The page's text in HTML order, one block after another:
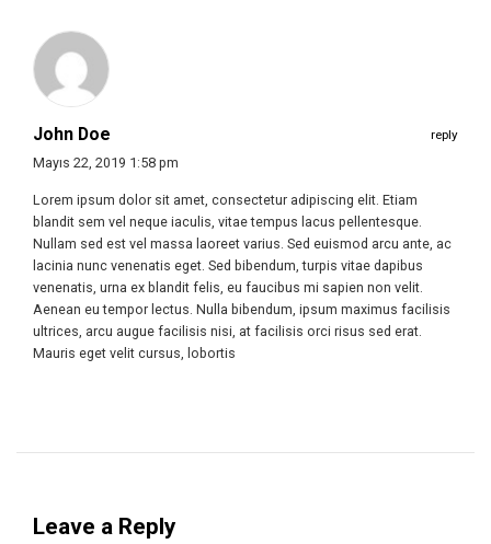
John Doe reply
Mayıs 22, 2019 1:58 pm
Lorem ipsum dolor sit amet, consectetur adipiscing elit. Etiam
blandit sem vel neque iaculis, vitae tempus lacus pellentesque.
Nullam sed est vel massa laoreet varius. Sed euismod arcu ante, ac
lacinia nunc venenatis eget. Sed bibendum, turpis vitae dapibus
venenatis, urna ex blandit felis, eu faucibus mi sapien non velit.
Aenean eu tempor lectus. Nulla bibendum, ipsum maximus facilisis
ultrices, arcu augue facilisis nisi, at facilisis orci risus sed erat.
Mauris eget velit cursus, lobortis
Leave a Reply